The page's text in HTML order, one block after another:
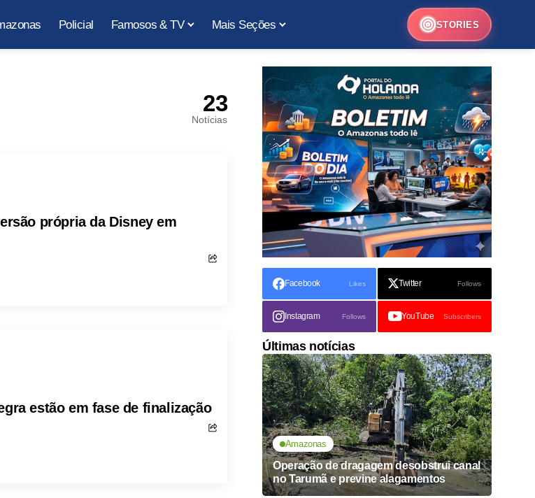
Policial Famosos & TV Mais Seções STORIES
23
Notícias
própria da Disney em
estão em fase de finalização
Facebook Likes Twitter Follows
Instagram Follows YouTube Subscribers
Últimas notícias
Amazonas
Operação de dragagem desobstrui canal
no Tarumã e previne alagamentos